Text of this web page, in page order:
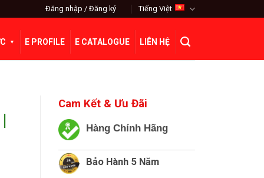
Đăng nhập / Đăng ký Tiếng Việt
E PROFILE E CATALOGUE LIÊN HỆ
Cam Kết & Ưu Đãi
Hàng Chính Hãng
Bảo Hành 5 Năm